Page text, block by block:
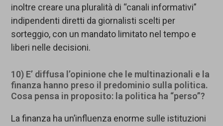
inoltre creare una pluralità di “canali informativi”
indipendenti diretti da giornalisti scelti per
sorteggio, con un mandato limitato nel tempo e
liberi nelle decisioni.
10) E’ diffusa l’opinione che le multinazionali e la
finanza hanno preso il predominio sulla politica.
Cosa pensa in proposito: la politica ha “perso”?
La finanza ha un’influenza enorme sulle istituzioni